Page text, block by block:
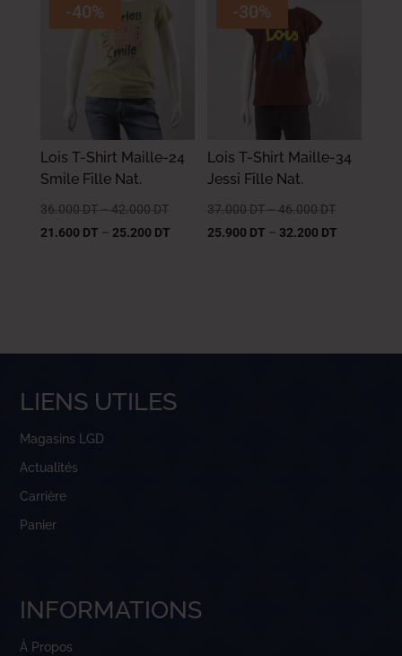
-40%
Lois T-Shirt Maille-24
Smile Fille Nat.
36.000 DT– 42.000 DT
21.600 DT – 25.200 DT
-30%
Lois T-Shirt Maille-34
Jessi Fille Nat.
37.000 DT 46.000 DT
25.900 DT –32.200 DT
LIENS UTILES
Magasins LGD
Actualités
Carrière
Panier
INFORMATIONS
À Propos